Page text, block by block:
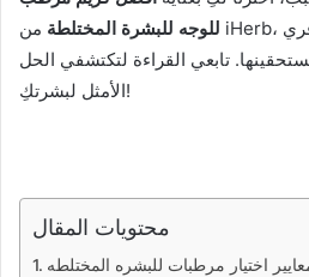
للوجه للبشرة المختلطة من iHerb، مع كود خصم حصري لتوفري
تابعي القراءة لتكتشفي الحل
الأمثل لبشرتكِ!
محتويات المقال
اختيار مرطبات للبشره المختلطه